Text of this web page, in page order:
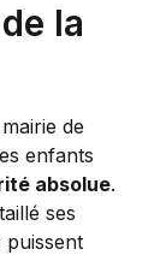
la
de
enfants
absolue.
ses
puissent